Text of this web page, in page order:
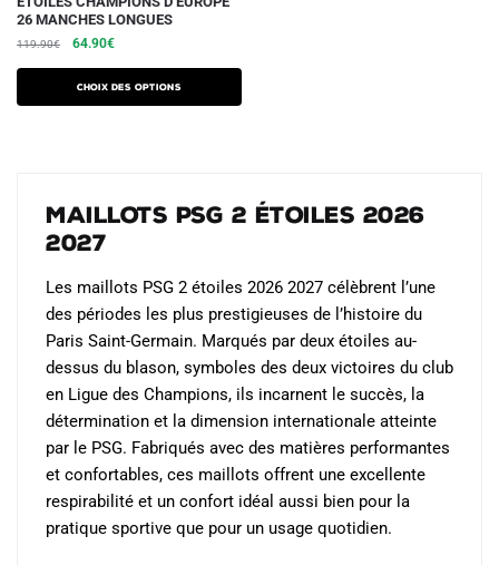
26 MANCHES LONGUES
119.90€
Le
initial
était :
64.90€Le
actuel
est :
Choix des options
produit
a
plusieurs
variations.
choisies
produit
Maillots PSG 2 Étoiles 2026
2027
Les maillots PSG 2 étoiles 2026 2027 célèbrent l’une
des périodes les plus prestigieuses de l’histoire du
Paris Saint-Germain. Marqués par deux étoiles au-
dessus du blason, symboles des deux victoires du club
en Ligue des Champions, ils incarnent le succès, la
détermination et la dimension internationale atteinte
par le PSG. Fabriqués avec des matières performantes
et confortables, ces maillots offrent une excellente
respirabilité et un confort idéal aussi bien pour la
pratique sportive que pour un usage quotidien.